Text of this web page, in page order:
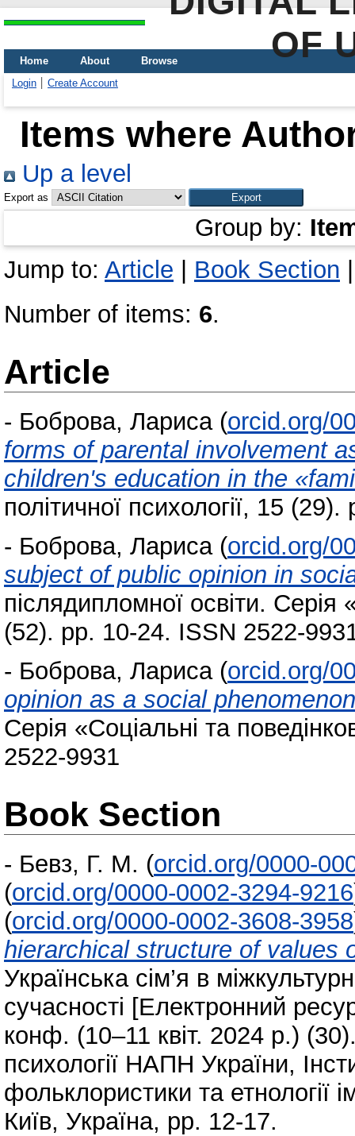
OF
Home About
Browse
Login
Create Account
Items where
Up a level
Export as
Group by:
Jump to: Article Book Section
Number of items: 6.
Article
- Боброва, Лариса (orcid.org/
forms of parental involvement
children's education in the
політичної психології, 15
- Боброва, Лариса (orcid.org/
subject of public opinion in
післядипломної освіти. Серія
(52). pp. 10-24. ISSN
- Боброва, Лариса (orcid.org/
opinion as a social phenomenon
Серія «Соціальні та
2522‐9931
Book Section
- Бевз, Г. М. (orcid.org/0000-
(orcid.org/0000-0002-3294-9216
(orcid.org/0000-0002-3608-3958
hierarchical structure of values
Українська сім’я в
сучасності [Електронний
конф. (10–11 квіт. 2024 р.) (30).
психології НАПН України,
фольклористики та
Київ, Україна, pp. 12-17.